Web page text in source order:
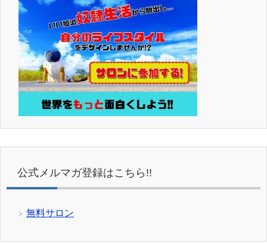
公式メルマガ登録はこちら!!
無料サロン